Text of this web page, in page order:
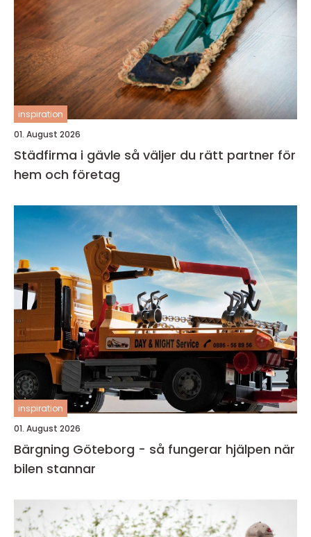
inspiration
01. August 2026
Städfirma i gävle så väljer du rätt partner för
hem och företag
inspiration
01. August 2026
Bärgning Göteborg - så fungerar hjälpen när
bilen stannar